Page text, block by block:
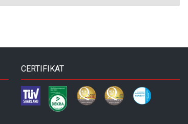
CERTIFIKAT